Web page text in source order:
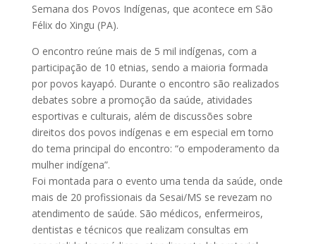
Semana dos Povos Indígenas, que acontece em São
Félix do Xingu (PA).
O encontro reúne mais de 5 mil indígenas, com a
participação de 10 etnias, sendo a maioria formada
por povos kayapó. Durante o encontro são realizados
debates sobre a promoção da saúde, atividades
esportivas e culturais, além de discussões sobre
direitos dos povos indígenas e em especial em torno
do tema principal do encontro: “o empoderamento da
mulher indígena”.
Foi montada para o evento uma tenda da saúde, onde
mais de 20 profissionais da Sesai/MS se revezam no
atendimento de saúde. São médicos, enfermeiros,
dentistas e técnicos que realizam consultas em